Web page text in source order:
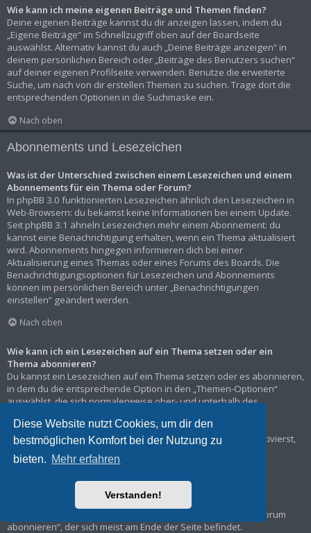
Diese Website nutzt Cookies, um dir den
bestmöglichen Komfort bei der Nutzung zu
bieten. Mehr erfahren
Verstanden!
Wie kann ich meine eigenen Beiträge und Themen finden?
Deine eigenen Beiträge kannst du dir anzeigen lassen, indem du
„Eigene Beiträge“ im Schnellzugriff oben auf der Boardseite
auswählst. Alternativ kannst du auch „Deine Beiträge anzeigen“ in
deinem persönlichen Bereich oder „Beiträge des Benutzers suchen“
auf deiner eigenen Profilseite verwenden. Benutze die erweiterte
Suche, um nach von dir erstellen Themen zu suchen. Trage dort die
entsprechenden Optionen in die Suchmaske ein.
Nach oben
Abonnements und Lesezeichen
Was ist der Unterschied zwischen einem Lesezeichen und einem
Abonnements für ein Thema oder Forum?
In phpBB 3.0 funktionierten Lesezeichen ähnlich den Lesezeichen in
Web-Browsern: du bekamst keine Informationen bei einem Update.
Seit phpBB 3.1 ähneln Lesezeichen mehr einem Abonnement: du
kannst eine Benachrichtigung erhalten, wenn ein Thema aktualisiert
wird. Abonnements hingegen informieren dich bei einer
Aktualisierung eines Themas oder eines Forums des Boards. Die
Benachrichtigungsoptionen für Lesezeichen und Abonnements
können im persönlichen Bereich unter „Benachrichtigungen
einstellen“ geändert werden.
Nach oben
Wie kann ich ein Lesezeichen auf ein Thema setzen oder ein
Thema abonnieren?
Du kannst ein Lesezeichen auf ein Thema setzen oder es abonnieren,
in dem du die entsprechende Option in den „Themen-Optionen“
auswählst, die sich normalerweise ober- und unterhalb des
Wenn du bei der Antwort auf ein Thema die Option „Mich
benachrichtigen, sobald eine Antwort geschrieben wurde“ aktivierst,
Wie kann ich ein Forum abonnieren?
Um ein Forum zu abonnieren, verwende im Forum den Link „Forum
abonnieren“, der sich meist am Ende der Seite befindet.